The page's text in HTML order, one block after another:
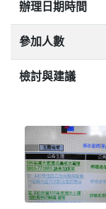
辦理日期時間
參加人數
檢討與建議